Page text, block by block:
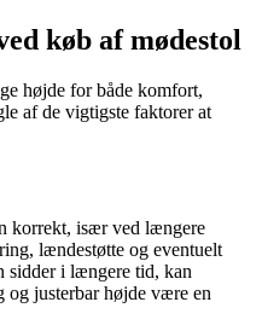
køb af mødestol
højde for både komfort,
af de vigtigste faktorer at
korrekt, især ved længere
lændestøtte og eventuelt
sidder i længere tid, kan
og justerbar højde være en